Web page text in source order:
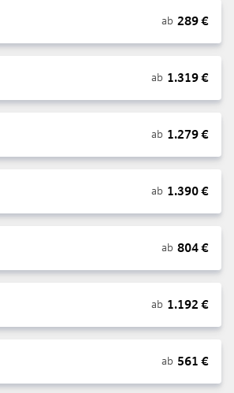
ab 289€
ab 1.319€
ab 1.279€
ab 1.390€
ab 804€
ab 1.192 €
ab 561 €